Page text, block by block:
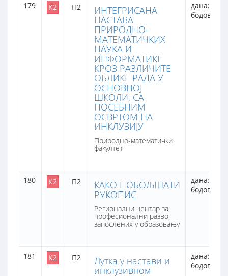
179 К2 П2 ИНТЕГРИСАНА
НАСТАВА
ПРИРОДНО-
МАТЕМАТИЧКИХ
НАУКА И
ИНФОРМАТИКЕ
КРОЗ РАЗЛИЧИТЕ
ОБЛИКЕ РАДА У
ОСНОВНОЈ
ШКОЛИ, СА
ПОСЕБНИМ
ОСВРТОМ НА
ИНКЛУЗИЈУ
Природно-математички
факултет
дана: 1
бодова: 8
180 К2 П2 КАКО ПОБОЉШАТИ
РУКОПИС
Регионални центар за
професионални развој
запослених у образовању
дана: 1
бодова: 8
181 К2 П2 Лутка у настави и
инклузивном
дана: 1
бодова: 8